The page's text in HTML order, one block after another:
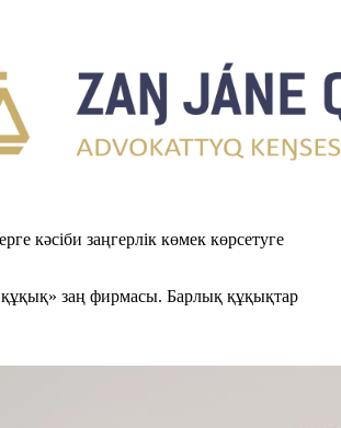
кәсіби заңгерлік көмек көрсетуге
заң фирмасы. Барлық құқықтар